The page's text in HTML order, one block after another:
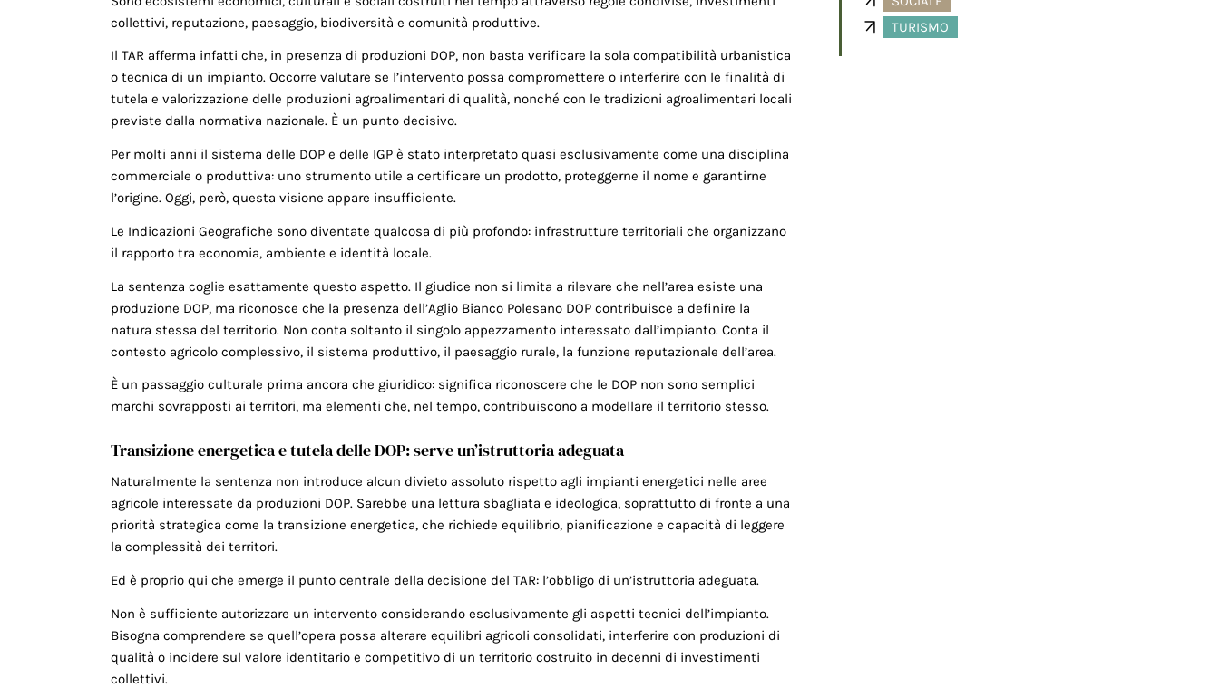
collettivi, reputazione, paesaggio, biodiversità e comunità produttive.
Il TAR afferma infatti che, in presenza di produzioni DOP, non basta verificare la sola compatibilità urbanistica
o tecnica di un impianto. Occorre valutare se l’intervento possa compromettere o interferire con le finalità di
tutela e valorizzazione delle produzioni agroalimentari di qualità, nonché con le tradizioni agroalimentari locali
previste dalla normativa nazionale. È un punto decisivo.
Per molti anni il sistema delle DOP e delle IGP è stato interpretato quasi esclusivamente come una disciplina
commerciale o produttiva: uno strumento utile a certificare un prodotto, proteggerne il nome e garantirne
l’origine. Oggi, però, questa visione appare insufficiente.
Le Indicazioni Geografiche sono diventate qualcosa di più profondo: infrastrutture territoriali che organizzano
il rapporto tra economia, ambiente e identità locale.
La sentenza coglie esattamente questo aspetto. Il giudice non si limita a rilevare che nell’area esiste una
produzione DOP, ma riconosce che la presenza dell’Aglio Bianco Polesano DOP contribuisce a definire la
natura stessa del territorio. Non conta soltanto il singolo appezzamento interessato dall’impianto. Conta il
contesto agricolo complessivo, il sistema produttivo, il paesaggio rurale, la funzione reputazionale dell’area.
È un passaggio culturale prima ancora che giuridico: significa riconoscere che le DOP non sono semplici
marchi sovrapposti ai territori, ma elementi che, nel tempo, contribuiscono a modellare il territorio stesso.
Transizione energetica e tutela delle DOP: serve un’istruttoria adeguata
Naturalmente la sentenza non introduce alcun divieto assoluto rispetto agli impianti energetici nelle aree
agricole interessate da produzioni DOP. Sarebbe una lettura sbagliata e ideologica, soprattutto di fronte a una
priorità strategica come la transizione energetica, che richiede equilibrio, pianificazione e capacità di leggere
la complessità dei territori.
Ed è proprio qui che emerge il punto centrale della decisione del TAR: l’obbligo di un’istruttoria adeguata.
Non è sufficiente autorizzare un intervento considerando esclusivamente gli aspetti tecnici dell’impianto.
Bisogna comprendere se quell’opera possa alterare equilibri agricoli consolidati, interferire con produzioni di
qualità o incidere sul valore identitario e competitivo di un territorio costruito in decenni di investimenti
collettivi.
TURISMO